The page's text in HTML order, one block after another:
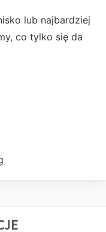
lub najbardziej
co tylko się da